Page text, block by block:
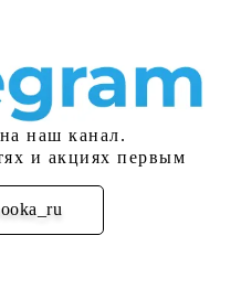
наш канал.
и акциях первым